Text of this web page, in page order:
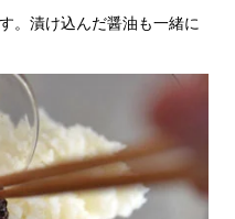
。漬け込んだ醤油も一緒に